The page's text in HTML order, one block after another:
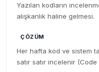
Yazılan kodların
alışkanlık haline gelmesi.
ÇÖZÜM
Her hafta kod ve sistem
satır satır incelenir